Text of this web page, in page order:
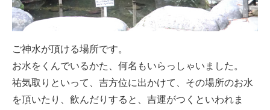
ご神水が頂ける場所です。
お水をくんでいるかた、何名もいらっしゃいました。
祐気取りといって、吉方位に出かけて、その場所のお水
を頂いたり、飲んだりすると、吉運がつくといわれま